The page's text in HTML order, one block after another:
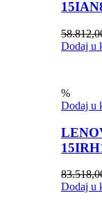
Dodaj u
%
Dodaj u
Dodaj u